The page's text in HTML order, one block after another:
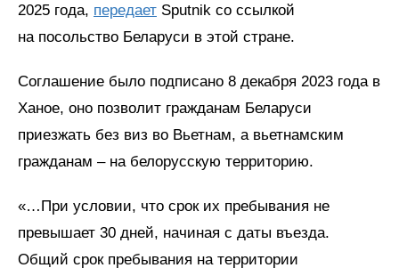
2025 года, передает Sputnik со ссылкой
на посольство Беларуси в этой стране.
Соглашение было подписано 8 декабря 2023 года в
Ханое, оно позволит гражданам Беларуси
приезжать без виз во Вьетнам, а вьетнамским
гражданам – на белорусскую территорию.
«…При условии, что срок их пребывания не
превышает 30 дней, начиная с даты въезда.
Общий срок пребывания на территории